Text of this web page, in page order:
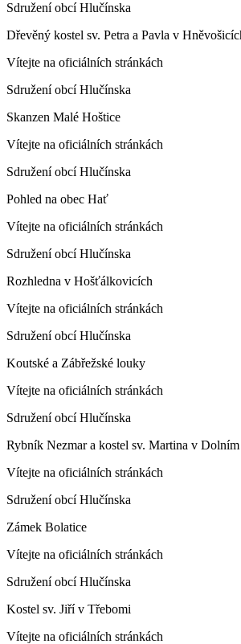
Sdružení obcí Hlučínska
Dřevěný kostel sv. Petra a Pavla v
Vítejte na oficiálních stránkách
Sdružení obcí Hlučínska
Skanzen Malé Hoštice
Vítejte na oficiálních stránkách
Sdružení obcí Hlučínska
Pohled na obec Hať
Vítejte na oficiálních stránkách
Sdružení obcí Hlučínska
Rozhledna v Hošťálkovicích
Vítejte na oficiálních stránkách
Sdružení obcí Hlučínska
Koutské a Zábřežské louky
Vítejte na oficiálních stránkách
Sdružení obcí Hlučínska
Rybník Nezmar a kostel sv. Martina v Dolním
Vítejte na oficiálních stránkách
Sdružení obcí Hlučínska
Zámek Bolatice
Vítejte na oficiálních stránkách
Sdružení obcí Hlučínska
Kostel sv. Jiří v Třebomi
Vítejte na oficiálních stránkách